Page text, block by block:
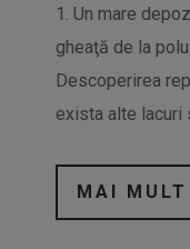
1. Un mare
gheaţă de la
Descoperirea
exista alte lacuri
MAI MULT